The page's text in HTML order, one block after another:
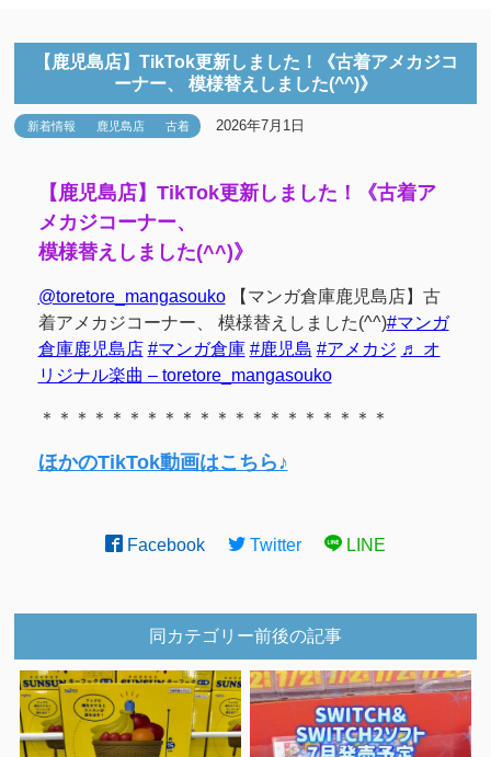
【鹿児島店】TikTok更新しました！《古着アメカジコ
ーナー、 模様替えしました(^^)》
新着情報 鹿児島店 古着 2026年7月1日
【鹿児島店】TikTok更新しました！《古着ア
メカジコーナー、
模様替えしました(^^)》
@toretore_mangasouko【マンガ倉庫鹿児島店】古
着アメカジコーナー、 模様替えしました(^^)#マンガ
倉庫鹿児島店 #マンガ倉庫 #鹿児島 #アメカジ ♬ オ
リジナル楽曲 – toretore_mangasouko
＊＊＊＊＊＊＊＊＊＊＊＊＊＊＊＊＊＊＊＊
ほかのTikTok動画はこちら♪
Facebook Twitter LINE
同カテゴリー前後の記事